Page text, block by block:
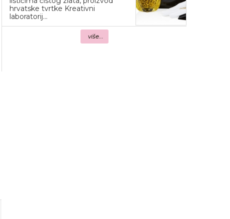
hrvatske tvrtke Kreativni
laboratorij...
više...